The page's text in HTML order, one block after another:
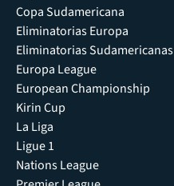
Copa Sudamericana
Eliminatorias Europa
Eliminatorias Sudamericanas
Europa League
European Championship
Kirin Cup
La Liga
Ligue 1
Nations League